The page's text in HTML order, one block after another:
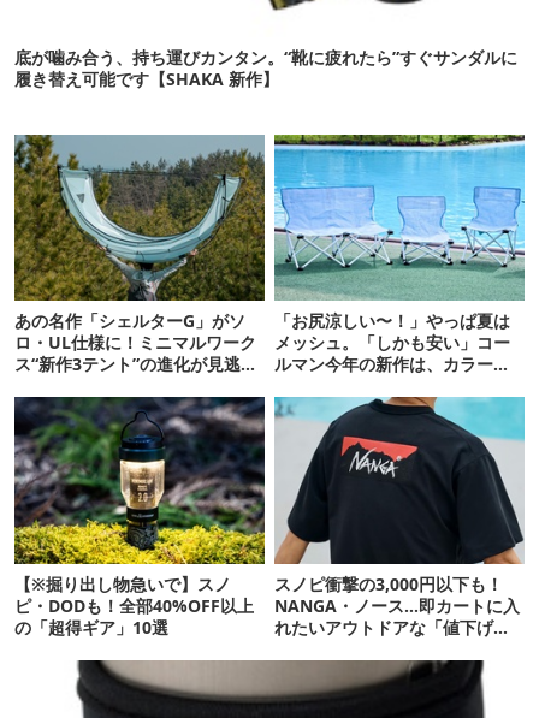
底が噛み合う、持ち運びカンタン。“靴に疲れたら”すぐサンダルに
履き替え可能です【SHAKA 新作】
あの名作「シェルターG」がソ
ロ・UL仕様に！ミニマルワーク
ス“新作3テント”の進化が見逃せ
「お尻涼しい〜！」やっぱ夏は
メッシュ。「しかも安い」コー
ルマン今年の新作は、カラーも
【※掘り出し物急いで】スノ
ピ・DODも！全部40%OFF以上
の「超得ギア」10選
スノピ衝撃の3,000円以下も！
NANGA・ノース…即カートに入
れたいアウトドアな「値下げ夏